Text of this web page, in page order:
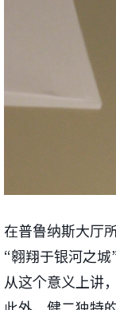
在普鲁纳斯大厅
“翱翔于银河之
从这个意义上讲